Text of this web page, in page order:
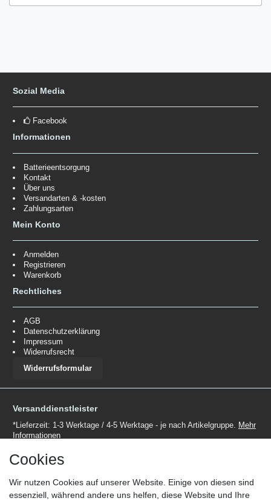
Sozial Media
Facebook
Informationen
Batterieentsorgung
Kontakt
Über uns
Versandarten & -kosten
Zahlungsarten
Mein Konto
Anmelden
Registrieren
Warenkorb
Rechtliches
AGB
Datenschutzerklärung
Impressum
Widerrufsrecht
Widerrufsformular
Versanddienstleister
*Lieferzeit: 1-3 Werktage / 4-5 Werktage - je nach Artikelgruppe. Mehr
Informationen
Cookies
Wir nutzen Cookies auf unserer Website. Einige von diesen sind
essenziell, während andere uns helfen, diese Website und Ihre